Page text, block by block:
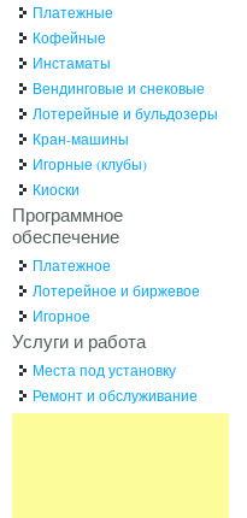
Платежные
Кофейные
Инстаматы
Вендинговые и снековые
Лотерейные и бульдозеры
Кран-машины
Игорные (клубы)
Киоски
Программное
обеспечение
Платежное
Лотерейное и биржевое
Игорное
Услуги и работа
Места под установку
Ремонт и обслуживание